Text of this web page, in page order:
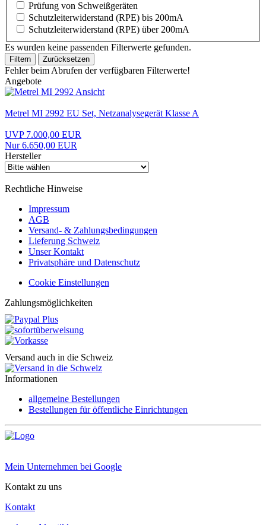
Prüfung von Schweißgeräten
Schutzleiterwiderstand (RPE) bis 200mA
Schutzleiterwiderstand (RPE) über 200mA
Es wurden keine passenden Filterwerte gefunden.
Filtern Zurücksetzen
Fehler beim Abrufen der verfügbaren Filterwerte!
Angebote
Metrel MI 2992 EU Set, Netzanalysegerät Klasse A
UVP 7.000,00 EUR
Nur 6.650,00 EUR
Hersteller
Rechtliche Hinweise
Impressum
AGB
Versand- & Zahlungsbedingungen
Lieferung Schweiz
Unser Kontakt
Privatsphäre und Datenschutz
Cookie Einstellungen
Zahlungsmöglichkeiten
Versand auch in die Schweiz
Informationen
allgemeine Bestellungen
Bestellungen für öffentliche Einrichtungen
Mein Unternehmen bei Google
Kontakt zu uns
Kontakt